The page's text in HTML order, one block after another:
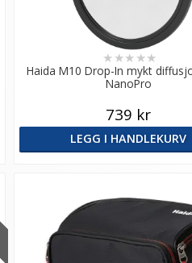
Haida M10 Drop-In mykt
NanoPro
★ ★★ ★★
739 kr
LEGG I HANDLEKURV